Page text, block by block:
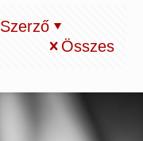
Szerző
Összes